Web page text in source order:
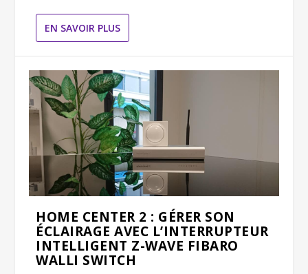
EN SAVOIR PLUS
HOME CENTER 2 : GÉRER SON
ÉCLAIRAGE AVEC L’INTERRUPTEUR
INTELLIGENT Z-WAVE FIBARO
WALLI SWITCH